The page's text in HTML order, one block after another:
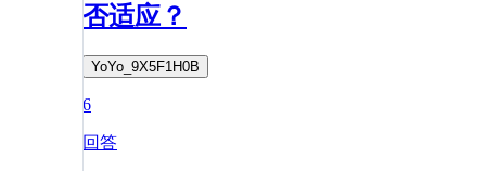
否适应？
YoYo_9X5F1H0B
6
回答